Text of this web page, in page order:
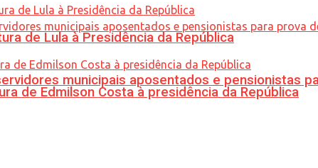
municipais aposentados e pensionistas
de Lula à Presidência da República
de Edmilson Costa à presidência da República